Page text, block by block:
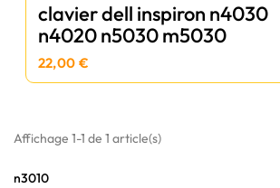
clavier dell inspiron n4030
n4020 n5030 m5030
22,00 €
Affichage 1-1 de 1 article(s)
n3010